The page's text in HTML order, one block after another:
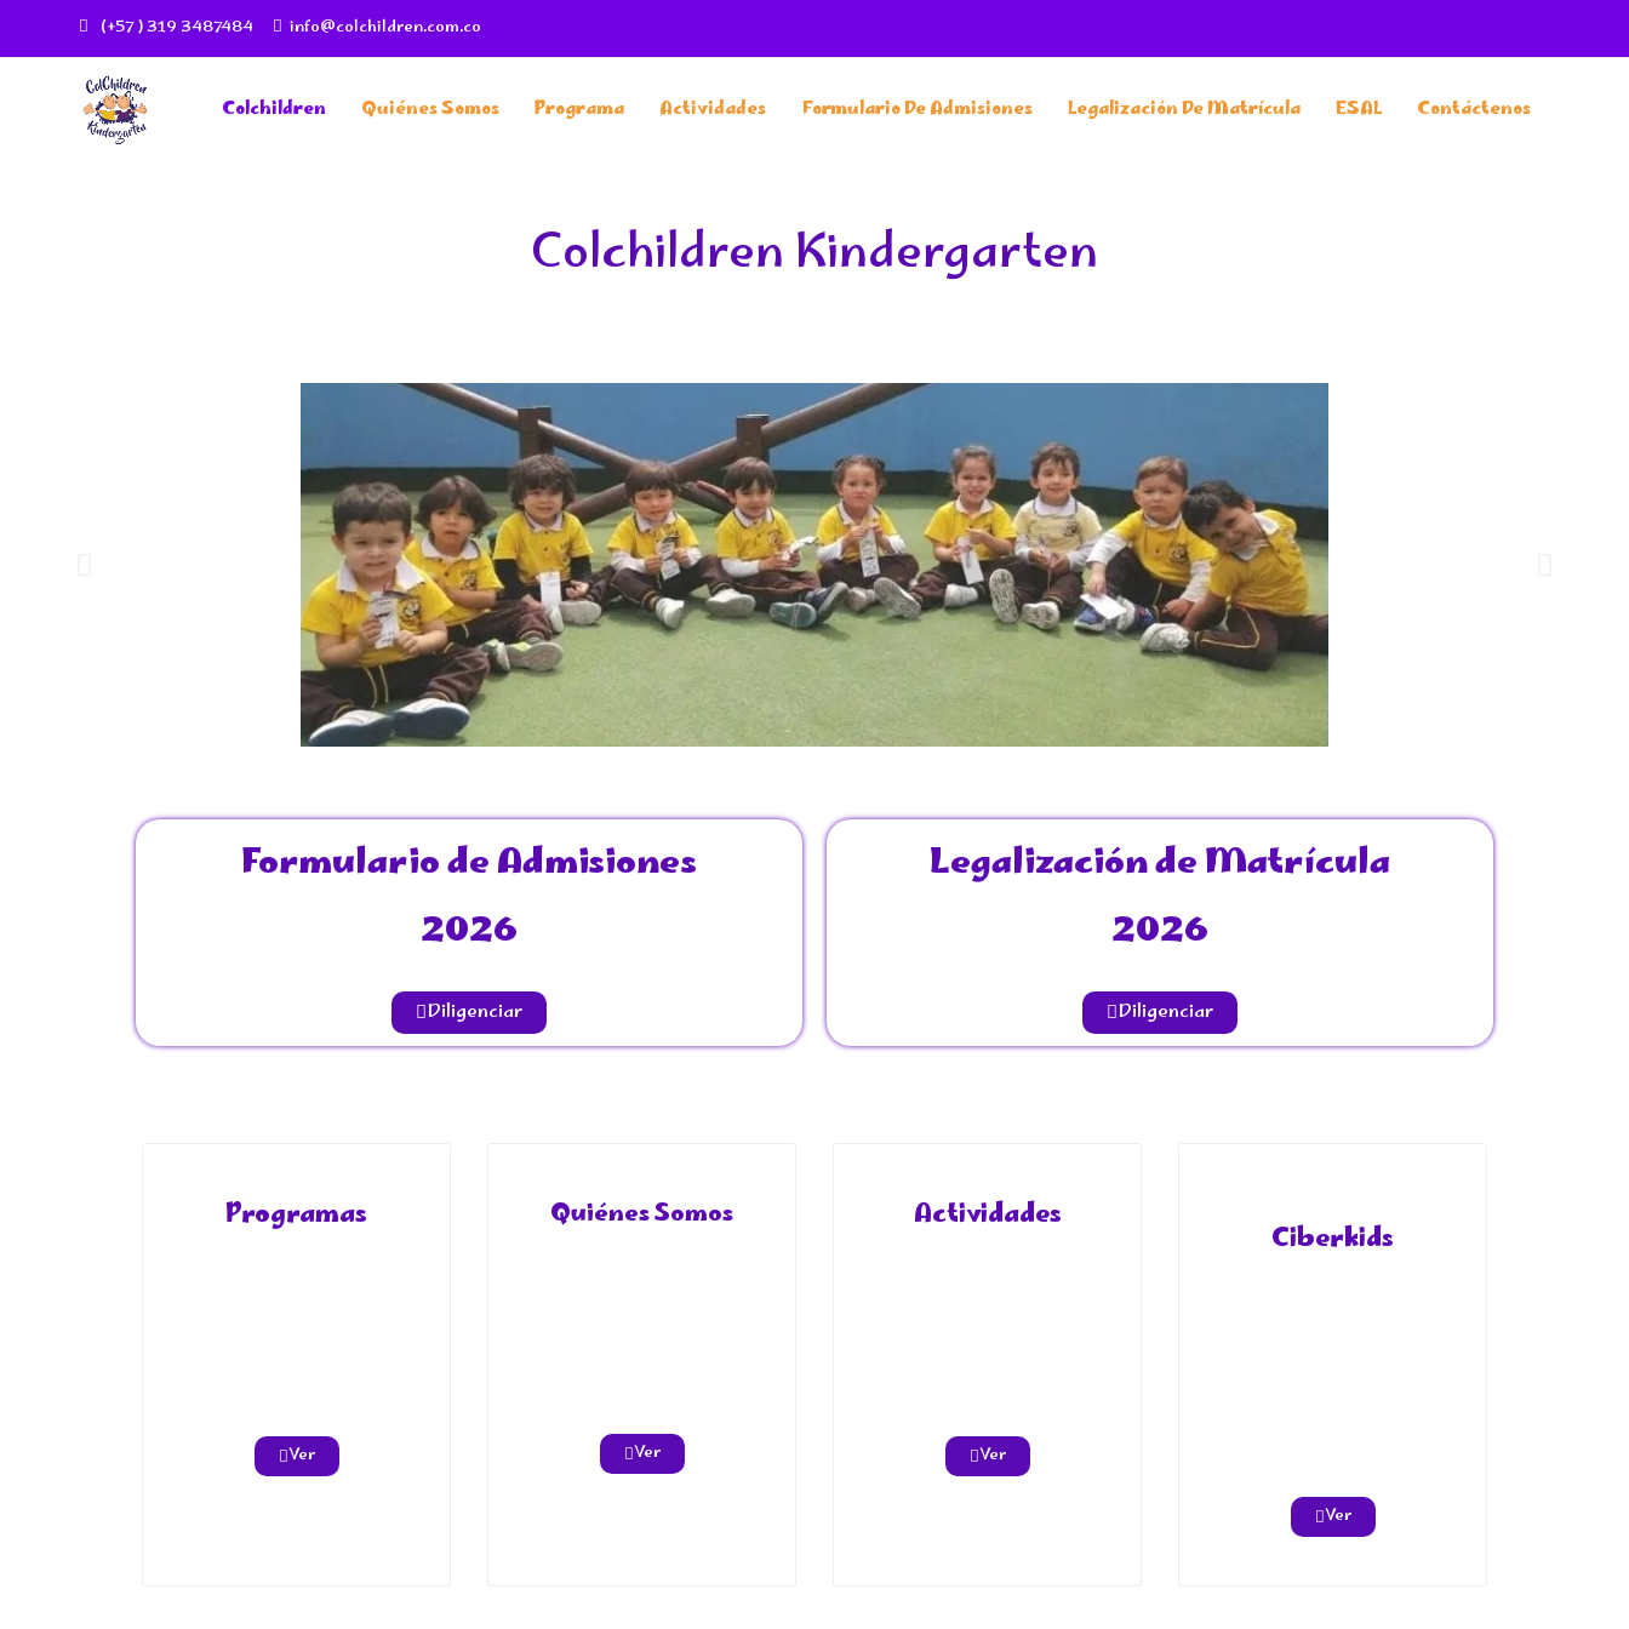
(+57 ) 319 3487484 info@colchildren.com.co
ColchildrenColchildren Quiénes Somos Programa Actividades Formulario De Admisiones Legalización De Matrícula ESAL Contáctenos
Colchildren Kindergarten
Formulario de Admisiones
2026
Diligenciar
Legalización de Matrícula
2026
Diligenciar
Programas
Ver
Quiénes Somos
Ver
Actividades
Ver
Ciberkids
Ver